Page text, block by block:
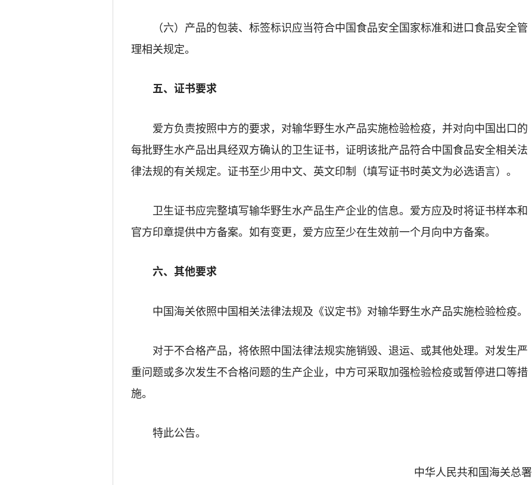
（六）产品的包装、标签标识应当符合中国食品安全国家标准和进口食品安全管
理相关规定。
五、证书要求
爱方负责按照中方的要求，对输华野生水产品实施检验检疫，并对向中国出口的
每批野生水产品出具经双方确认的卫生证书，证明该批产品符合中国食品安全相关法
律法规的有关规定。证书至少用中文、英文印制（填写证书时英文为必选语言）。
卫生证书应完整填写输华野生水产品生产企业的信息。爱方应及时将证书样本和
官方印章提供中方备案。如有变更，爱方应至少在生效前一个月向中方备案。
六、其他要求
中国海关依照中国相关法律法规及《议定书》对输华野生水产品实施检验检疫。
对于不合格产品，将依照中国法律法规实施销毁、退运、或其他处理。对发生严
重问题或多次发生不合格问题的生产企业，中方可采取加强检验检疫或暂停进口等措
施。
特此公告。
中华人民共和国海关总署